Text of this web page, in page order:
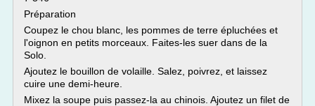
Préparation
Coupez le chou blanc, les pommes de terre épluchées et
l'oignon en petits morceaux. Faites-les suer dans de la
Solo.
Ajoutez le bouillon de volaille. Salez, poivrez, et laissez
cuire une demi-heure.
Mixez la soupe puis passez-la au chinois. Ajoutez un filet de